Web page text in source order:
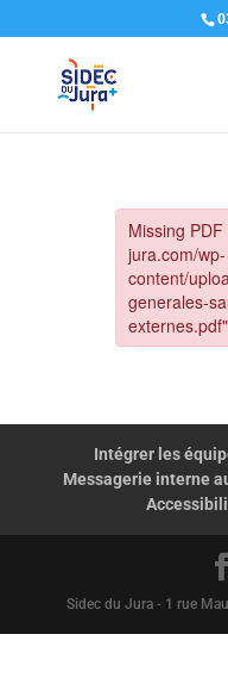
Intégrer les
Messagerie interne
Sidec du Jura - 1 rue